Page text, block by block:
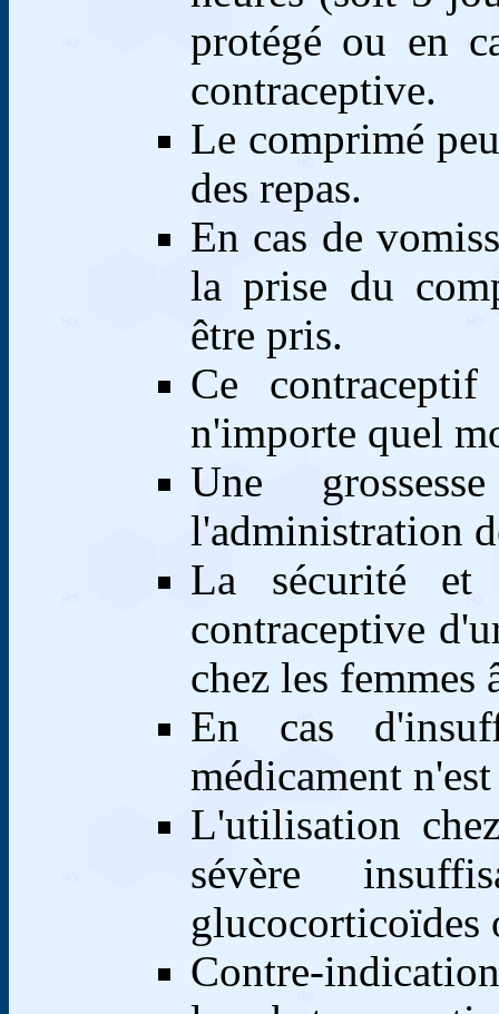
protégé ou en
contraceptive.
Le comprimé
des repas.
En cas de
la prise du
être pris.
Ce
n'importe quel
Une
l'administration
La sécurité et
contraceptive
chez les femmes
En cas
médicament
L'utilisation
sévère
glucocorticoïdes
Contre-